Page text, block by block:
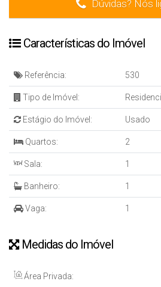
Dúvidas? Nós
Características do Imóvel
Referência: 530
Tipo de Imóvel:
Estágio do Imóvel: Usado
Quartos: 2
Sala: 1
Banheiro: 1
Vaga: 1
Medidas do Imóvel
Área Privada: